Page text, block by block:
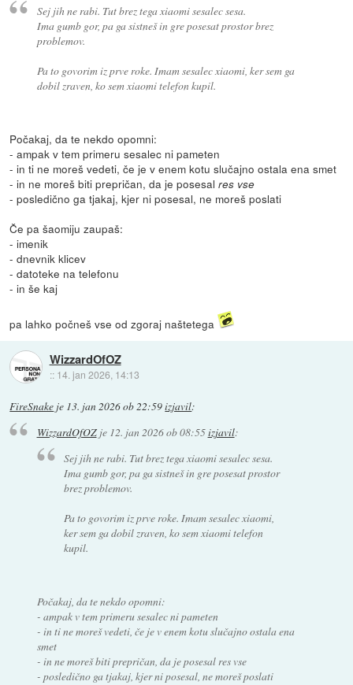
Sej jih ne rabi. Tut brez tega xiaomi sesalec sesa.
Ima gumb gor, pa ga sistneš in gre posesat prostor brez
problemov.
Pa to govorim iz prve roke. Imam sesalec xiaomi, ker sem ga
dobil zraven, ko sem xiaomi telefon kupil.
Počakaj, da te nekdo opomni:
- ampak v tem primeru sesalec ni pameten
- in ti ne moreš vedeti, če je v enem kotu slučajno ostala ena smet
- in ne moreš biti prepričan, da je posesalres vse
- posledično ga tjakaj, kjer ni posesal, ne moreš poslati
Če pa šaomiju zaupaš:
- imenik
- dnevnik klicev
- datoteke na telefonu
- in še kaj
pa lahko počneš vse od zgoraj naštetega
WizzardOfOZ
:: 14. jan 2026, 14:13
FireSnake je 13. jan 2026 ob 22:59izjavil:
WizzardOfOZje 12. jan 2026 ob 08:55izjavil:
Sej jih ne rabi. Tut brez tega xiaomi sesalec sesa.
Ima gumb gor, pa ga sistneš in gre posesat prostor
brez problemov.
Pa to govorim iz prve roke. Imam sesalec xiaomi,
ker sem ga dobil zraven, ko sem xiaomi telefon
kupil.
Počakaj, da te nekdo opomni:
- ampak v tem primeru sesalec ni pameten
- in ti ne moreš vedeti, če je v enem kotu slučajno ostala ena
smet
- in ne moreš biti prepričan, da je posesalres vse
- posledično ga tjakaj, kjer ni posesal, ne moreš poslati